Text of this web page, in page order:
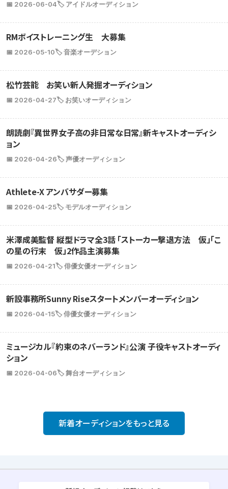
📅 2026-06-04🏷️ アイドルオーディション
RMボイストレーニング生 大募集
📅 2026-05-10🏷️ 音楽オーデション
松竹芸能 お笑い新人発掘オーディション
📅 2026-04-27🏷️ お笑いオーディション
朗読劇『異世界女子高の非日常な日常』新キャストオーディシ
ョン
📅 2026-04-26🏷️ 声優オーディション
Athlete-X アンバサダー募集
📅 2026-04-25🏷️ モデルオーディション
米澤成美監督 縦型ドラマ全3話 「ストーカー撃退方法 仮」「こ
の星の行末 仮」2作品主演募集
📅 2026-04-21🏷️ 俳優女優オーディション
新設事務所Sunny Riseスタートメンバーオーディション
📅 2026-04-15🏷️ 俳優女優オーディション
ミュージカル『約束のネバーランド』公演 子役キャストオーディ
ション
📅 2026-04-06🏷️ 舞台オーディション
新着オーディションをもっと見る